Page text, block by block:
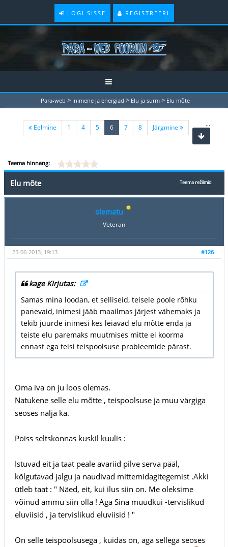
LOGI SISSE REGISTREERI
Para-web > Inimene ja energiad > Elu ja surm > Elu mõte
Eelmine 1 ...
4 5 6(current)
7 8 Järgmine
Teema hinnang:
Teema režiimid
Elu mõte
olematu
Veteran
#126
25-06-2013, 19:13
kage Kirjutas:
Samas mina loodan, et selliseid, teisele poole rõhku
panevaid, inimesi jääb maailmas järjest vähemaks ja
tekib juurde inimesi kes leiavad elu mõtte enda ja
teiste elu paremaks muutmises mitte ei koorma
ennast ega teisi teispoolsuse probleemide pärast.
Oma iva on ju loos olemas.
Natukene selle elu mõtte , teispoolsuse ja muu värgiga
seoses nalja ka.
Poiss seltskonnas kuskil kuulis :
Istuvad eit ja taat peale avariid pilve serva pääl,
kõlgutavad jalgu ja naudivad mittemidagitegemist .Äkki
ütleb taat : " Näed, eit, kui ilus siin on. Me oleksime
võinud ammu siin olla ! Aga Sina muudkui -tervislikud
eluviisid , ja tervislikud eluviisid ! "
On selle teispoolsusega , kuidas on, aga sellega seoses